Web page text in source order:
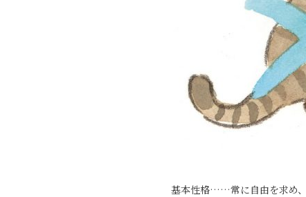
基本性格……常に自由を求め